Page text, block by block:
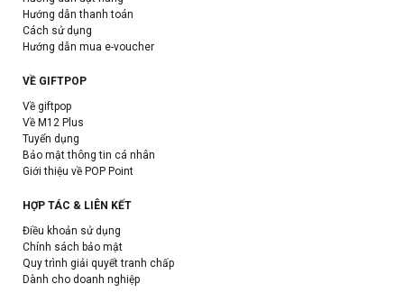
Hướng dẫn thanh toán
Cách sử dụng
Hướng dẫn mua e-voucher
VỀ GIFTPOP
Về giftpop
Về M12 Plus
Tuyển dụng
Bảo mật thông tin cá nhân
Giới thiệu về POP Point
HỢP TÁC & LIÊN KẾT
Điều khoản sử dụng
Chính sách bảo mật
Quy trình giải quyết tranh chấp
Dành cho doanh nghiệp